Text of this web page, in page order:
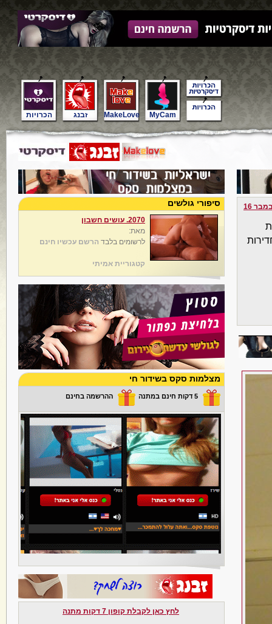
הכרויות זבנג MakeLove MyCam
16 סיפורי גולשים
2070. עושים חשבון
מאת:
לרשומים בלבד הרשם עכשיו חינם
קטגוריית אמיתי
מצלמות סקס בשידור חי
5 דקות חינם במתנה ההרשמה בחינם
לחץ כאן לקבלת קופון 7 דקות מתנה